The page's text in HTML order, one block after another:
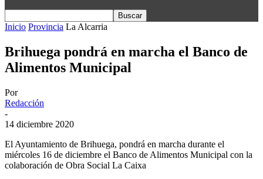
Inicio Provincia La Alcarria
Brihuega pondrá en marcha el Banco de
Alimentos Municipal
Por
Redacción
-
14 diciembre 2020
El Ayuntamiento de Brihuega, pondrá en marcha durante el
miércoles 16 de diciembre el Banco de Alimentos Municipal con la
colaboración de Obra Social La Caixa